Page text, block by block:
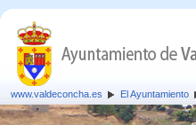
www.valdeconcha.es El Ayuntamiento